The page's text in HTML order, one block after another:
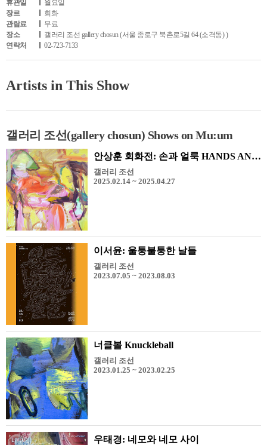
휴관일
월요일
장르
회화
관람료
무료
장소
갤러리 조선 gallery chosun (서울 종로구 북촌로5길 64 (소격동) )
연락처
02-723-7133
Artists in This Show
갤러리 조선(gallery chosun) Shows on Mu:um
안상훈 회화전: 손과 얼룩 HANDS AND STAINS
갤러리 조선
2025.02.14 ~ 2025.04.27
이서윤: 울퉁불퉁한 날들
갤러리 조선
2023.07.05 ~ 2023.08.03
너클볼 Knuckleball
갤러리 조선
2023.01.25 ~ 2023.02.25
우태경: 네모와 네모 사이